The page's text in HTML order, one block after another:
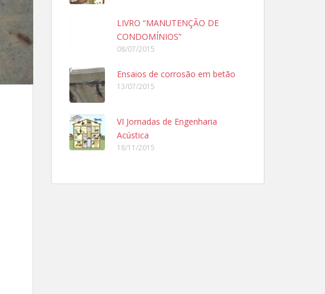
LIVRO “MANUTENÇÃO DE
CONDOMÍNIOS”
08/07/2015
Ensaios de corrosão em betão
13/07/2015
VI Jornadas de Engenharia
Acústica
18/11/2015